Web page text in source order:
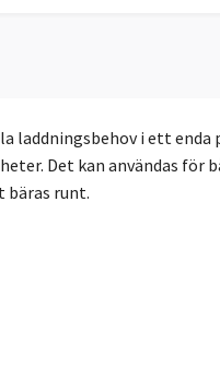
laddningsbehov i ett enda
Det kan användas för
bäras runt.